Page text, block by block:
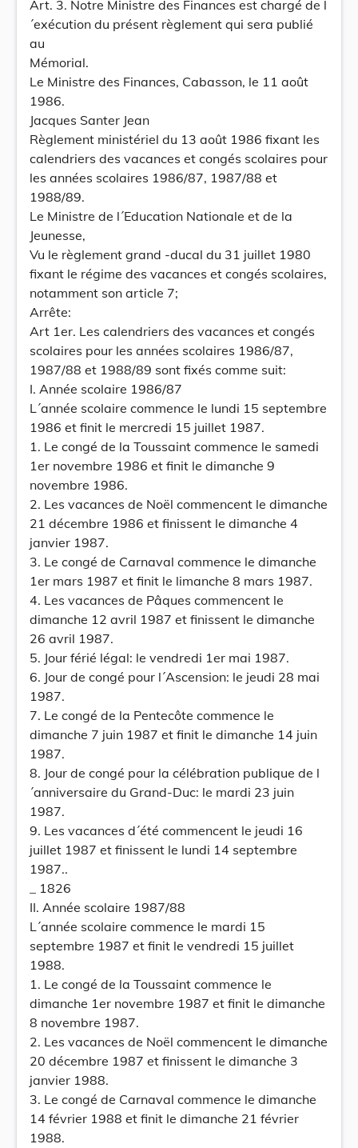
Art. 3. Notre Ministre des Finances est chargé de l
´exécution du présent règlement qui sera publié
au
Mémorial.
Le Ministre des Finances, Cabasson, le 11 août
1986.
Jacques Santer Jean
Règlement ministériel du 13 août 1986 fixant les
calendriers des vacances et congés scolaires pour
les années scolaires 1986/87, 1987/88 et
1988/89.
Le Ministre de l´Education Nationale et de la
Jeunesse,
Vu le règlement grand -ducal du 31 juillet 1980
fixant le régime des vacances et congés scolaires,
notamment son article 7;
Arrête:
Art 1er. Les calendriers des vacances et congés
scolaires pour les années scolaires 1986/87,
1987/88 et 1988/89 sont fixés comme suit:
I. Année scolaire 1986/87
L´année scolaire commence le lundi 15 septembre
1986 et finit le mercredi 15 juillet 1987.
1. Le congé de la Toussaint commence le samedi
1er novembre 1986 et finit le dimanche 9
novembre 1986.
2. Les vacances de Noël commencent le dimanche
21 décembre 1986 et finissent le dimanche 4
janvier 1987.
3. Le congé de Carnaval commence le dimanche
1er mars 1987 et finit le limanche 8 mars 1987.
4. Les vacances de Pâques commencent le
dimanche 12 avril 1987 et finissent le dimanche
26 avril 1987.
5. Jour férié légal: le vendredi 1er mai 1987.
6. Jour de congé pour l´Ascension: le jeudi 28 mai
1987.
7. Le congé de la Pentecôte commence le
dimanche 7 juin 1987 et finit le dimanche 14 juin
1987.
8. Jour de congé pour la célébration publique de l
´anniversaire du Grand-Duc: le mardi 23 juin
1987.
9. Les vacances d´été commencent le jeudi 16
juillet 1987 et finissent le lundi 14 septembre
1987..
_ 1826
II. Année scolaire 1987/88
L´année scolaire commence le mardi 15
septembre 1987 et finit le vendredi 15 juillet
1988.
1. Le congé de la Toussaint commence le
dimanche 1er novembre 1987 et finit le dimanche
8 novembre 1987.
2. Les vacances de Noël commencent le dimanche
20 décembre 1987 et finissent le dimanche 3
janvier 1988.
3. Le congé de Carnaval commence le dimanche
14 février 1988 et finit le dimanche 21 février
1988.